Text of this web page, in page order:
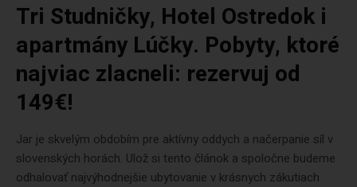
Tri Studničky, Hotel Ostredok i
apartmány Lúčky. Pobyty, ktoré
najviac zlacneli: rezervuj od
149€!
Jar je skvelým obdobím pre aktívny oddych a načerpanie síl v
slovenských horách. Ulož si tento článok a spoločne budeme
odhalovať najvýhodnejšie ubytovanie v krásnych zákutiach